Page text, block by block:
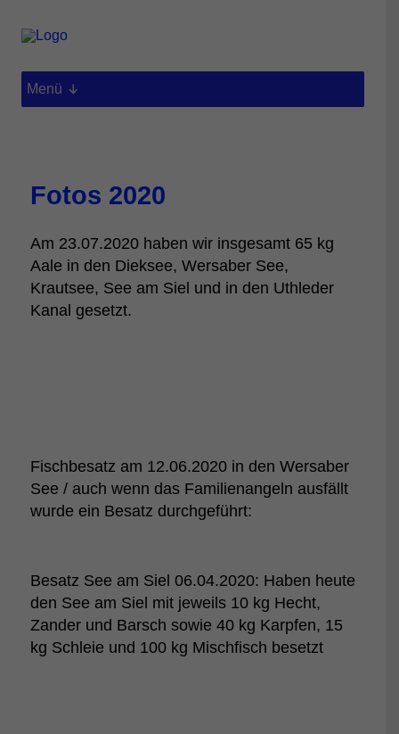
Menü
Fotos 2020
Am 23.07.2020 haben wir insgesamt 65 kg
Aale in den Dieksee, Wersaber See,
Krautsee, See am Siel und in den Uthleder
Kanal gesetzt.
Fischbesatz am 12.06.2020 in den Wersaber
See / auch wenn das Familienangeln ausfällt
wurde ein Besatz durchgeführt:
Besatz See am Siel 06.04.2020: Haben heute
den See am Siel mit jeweils 10 kg Hecht,
Zander und Barsch sowie 40 kg Karpfen, 15
kg Schleie und 100 kg Mischfisch besetzt